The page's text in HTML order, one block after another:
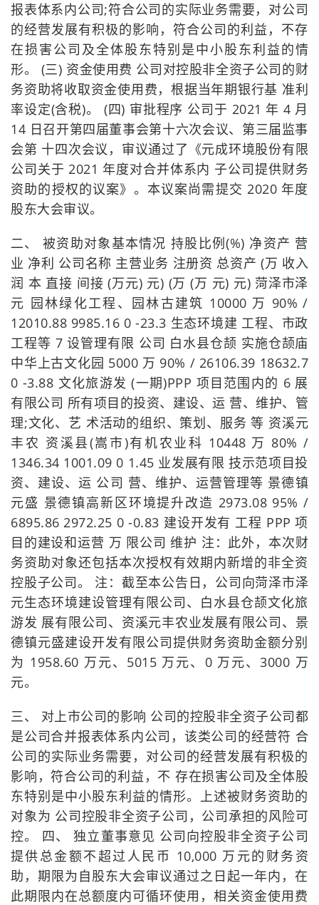
报表体系内公司;符合公司的实际业务需要，对公司
的经营发展有积极的影响，符合公司的利益，不存
在损害公司及全体股东特别是中小股东利益的情
形。 (三) 资金使用费 公司对控股非全资子公司的财
务资助将收取资金使用费，根据当年期银行基 准利
率设定(含税)。 (四) 审批程序 公司于 2021 年 4 月
14 日召开第四届董事会第十六次会议、第三届监事
会第 十四次会议，审议通过了《元成环境股份有限
公司关于 2021 年度对合并体系内 子公司提供财务
资助的授权的议案》。本议案尚需提交 2020 年度
股东大会审议。
二、 被资助对象基本情况 持股比例(%) 净资产 营
业 净利 公司名称 主营业务 注册资 总资产 (万 收入
润 本 直接 间接 (万元) 元) (万 (万 元) 元) 菏泽市泽
元 园林绿化工程、园林古建筑 10000 万 90% /
12010.88 9985.16 0 -23.3 生态环境建 工程、市政
工程等 7 设管理有限 公司 白水县仓颉 实施仓颉庙
中华上古文化园 5000 万 90% / 26106.39 18632.7
0 -3.88 文化旅游发 (一期)PPP 项目范围内的 6 展
有限公司 所有项目的投资、建设、运 营、维护、管
理;文化、艺 术活动的组织、策划、服务 等 资溪元
丰农 资溪县(嵩市)有机农业科 10448 万 80% /
1346.34 1001.09 0 1.45 业发展有限 技示范项目投
资、建设、运 公司 营、维护、运营管理等 景德镇
元盛 景德镇高新区环境提升改造 2973.08 95% /
6895.86 2972.25 0 -0.83 建设开发有 工程 PPP 项
目的建设和运营 万 限公司 维护 注：此外，本次财
务资助对象还包括本次授权有效期内新增的非全资
控股子公司。 注：截至本公告日，公司向菏泽市泽
元生态环境建设管理有限公司、白水县仓颉文化旅
游发 展有限公司、资溪元丰农业发展有限公司、景
德镇元盛建设开发有限公司提供财务资助金额分别
为 1958.60 万元、5015 万元、0 万元、3000 万
元。
三、 对上市公司的影响 公司的控股非全资子公司都
是公司合并报表体系内公司，该类公司的经营符 合
公司的实际业务需要，对公司的经营发展有积极的
影响，符合公司的利益，不 存在损害公司及全体股
东特别是中小股东利益的情形。上述被财务资助的
对象为 公司控股非全资子公司，公司承担的风险可
控。 四、 独立董事意见 公司向控股非全资子公司
提供总金额不超过人民币 10,000 万元的财务资
助，期限为自股东大会审议通过之日起一年内，在
此期限内在总额度内可循环使用，相关资金使用费